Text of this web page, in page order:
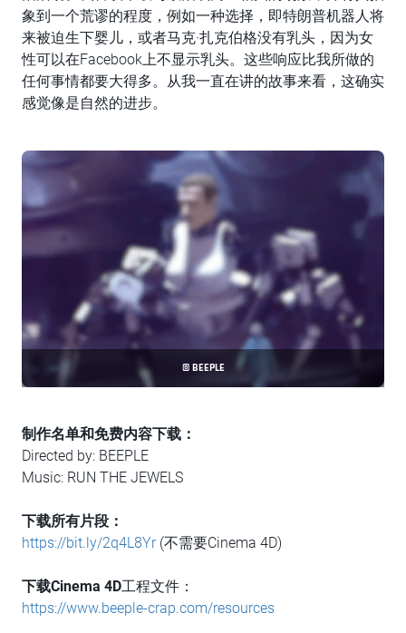
象到一个荒谬的程度，例如一种选择，即特朗普机器人将
来被迫生下婴儿，或者马克·扎克伯格没有乳头，因为女
性可以在Facebook上不显示乳头。这些响应比我所做的
任何事情都要大得多。从我一直在讲的故事来看，这确实
感觉像是自然的进步。
© BEEPLE
制作名单和免费内容下载：
Directed by: BEEPLE
Music: RUN THE JEWELS
下载所有片段：
https://bit.ly/2q4L8Yr(不需要Cinema 4D)
下载Cinema 4D工程文件：
https://www.beeple-crap.com/resources